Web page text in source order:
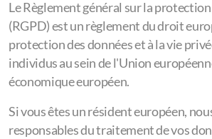
Le Règlement général sur la
(RGPD) est un règlement du droit
protection des données et à la vie
individus au sein de l'Union
économique européen.
Si vous êtes un résident européen,
responsables du traitement de vos